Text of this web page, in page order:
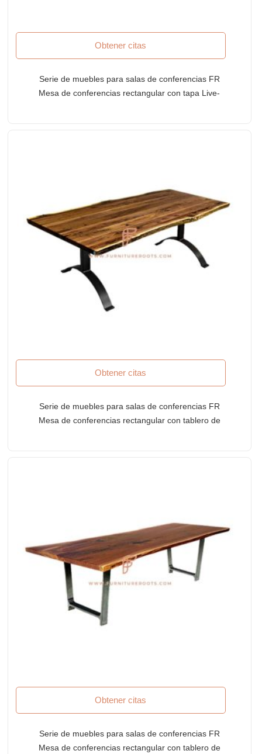
Obtener citas
Serie de muebles para salas de conferencias FR
Mesa de conferencias rectangular con tapa Live-
Obtener citas
Serie de muebles para salas de conferencias FR
Mesa de conferencias rectangular con tablero de
Obtener citas
Serie de muebles para salas de conferencias FR
Mesa de conferencias rectangular con tablero de